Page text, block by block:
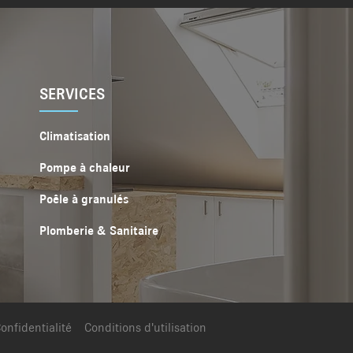
SERVICES
Climatisation
Pompe à chaleur
Poêle à granulés
Plomberie & Sanitaire
Conditions d'utilisation